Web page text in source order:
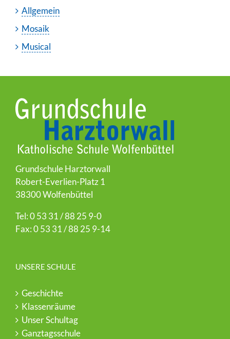
Allgemein
Mosaik
Musical
Grundschule Harztorwall
Robert-Everlien-Platz 1
38300 Wolfenbüttel
Tel: 0 53 31 / 88 25 9-0
Fax: 0 53 31 / 88 25 9-14
UNSERE SCHULE
Geschichte
Klassenräume
Unser Schultag
Ganztagsschule